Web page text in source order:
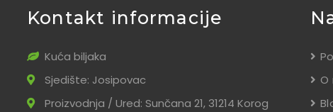
Kontakt informacije
Kuća biljaka
Sjedište: Josipovac
Proizvodnja / Ured: Sunčana 21, 31214 Korog
O